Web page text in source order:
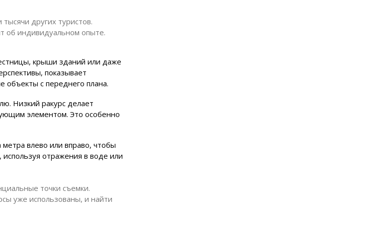
других туристов.
об индивидуальном опыте.
крыши зданий или даже
показывает
объекты с переднего плана.
Низкий ракурс делает
элементом. Это особенно
влево или вправо, чтобы
отражения в воде или
точки съемки.
уже использованы, и найти